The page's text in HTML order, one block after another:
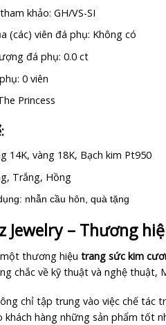
khảo: GH/VS-SI
(các) viên đá phụ: Không có
đá phụ: 0.0 ct
0 viên
Princess
14K, vàng 18K, Bạch kim Pt950
Trắng, Hồng
nhẫn cầu hôn, quà tặng
Jewelry – Thương
một thương hiệu trang sức kim
chắc về kỹ thuật và nghệ thuật,
chỉ tập trung vào việc chế
khách hàng những sản phẩm tốt